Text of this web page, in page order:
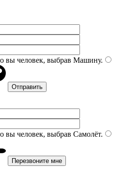
вы человек, выбрав Машину.
вы человек, выбрав Самолёт.